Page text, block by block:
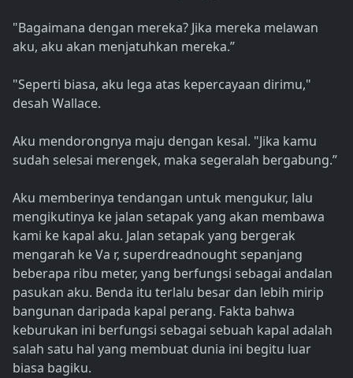
"Bagaimana dengan mereka? Jika mereka melawan
aku, aku akan menjatuhkan mereka.”
"Seperti biasa, aku lega atas kepercayaan dirimu,"
desah Wallace.
Aku mendorongnya maju dengan kesal. "Jika kamu
sudah selesai merengek, maka segeralah bergabung.”
Aku memberinya tendangan untuk mengukur, lalu
mengikutinya ke jalan setapak yang akan membawa
kami ke kapal aku. Jalan setapak yang bergerak
mengarah ke Va r, superdreadnought sepanjang
beberapa ribu meter, yang berfungsi sebagai andalan
pasukan aku. Benda itu terlalu besar dan lebih mirip
bangunan daripada kapal perang. Fakta bahwa
keburukan ini berfungsi sebagai sebuah kapal adalah
salah satu hal yang membuat dunia ini begitu luar
biasa bagiku.